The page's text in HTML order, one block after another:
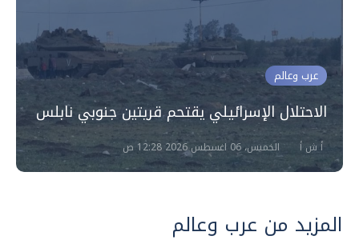
عرب وعالم
الاحتلال الإسرائيلي يقتحم قريتين جنوبي نابلس
أ ش أ الخميس، 06 اغسطس 2026 12:28 ص
المزيد من عرب وعالم